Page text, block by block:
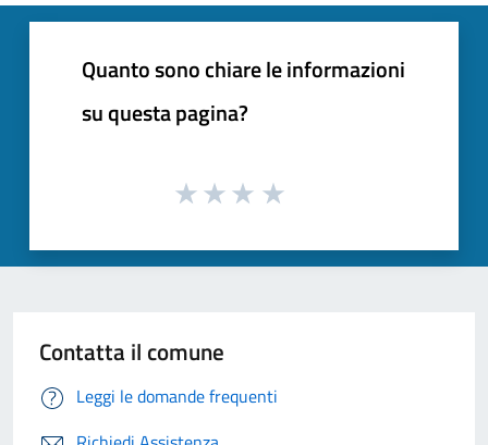
Quanto sono chiare le informazioni
su questa pagina?
Contatta il comune
Leggi le domande frequenti